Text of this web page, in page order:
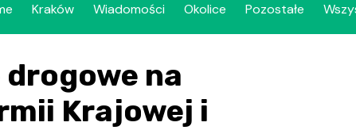
Kraków Wiadomości Okolice Pozostałe
na
Krajowej i